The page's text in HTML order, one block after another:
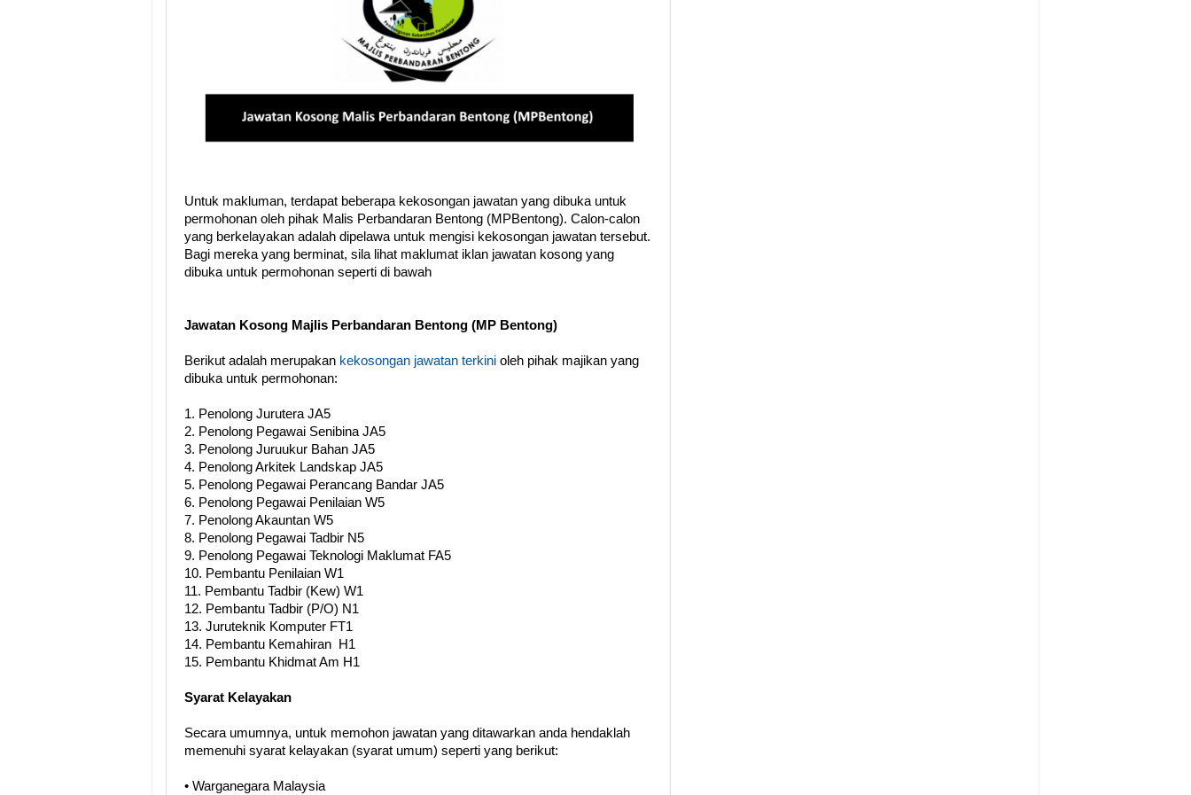
Untuk makluman, terdapat beberapa kekosongan jawatan yang dibuka untuk
permohonan oleh pihak Malis Perbandaran Bentong (MPBentong). Calon-calon
yang berkelayakan adalah dipelawa untuk mengisi kekosongan jawatan tersebut.
Bagi mereka yang berminat, sila lihat maklumat iklan jawatan kosong yang
dibuka untuk permohonan seperti di bawah
Jawatan Kosong Majlis Perbandaran Bentong (MP Bentong)
Berikut adalah merupakan kekosongan jawatan terkini oleh pihak majikan yang
dibuka untuk permohonan:
1. Penolong Jurutera JA5
2. Penolong Pegawai Senibina JA5
3. Penolong Juruukur Bahan JA5
4. Penolong Arkitek Landskap JA5
5. Penolong Pegawai Perancang Bandar JA5
6. Penolong Pegawai Penilaian W5
7. Penolong Akauntan W5
8. Penolong Pegawai Tadbir N5
9. Penolong Pegawai Teknologi Maklumat FA5
10. Pembantu Penilaian W1
11. Pembantu Tadbir (Kew) W1
12. Pembantu Tadbir (P/O) N1
13. Juruteknik Komputer FT1
14. Pembantu Kemahiran H1
15. Pembantu Khidmat Am H1
Syarat Kelayakan
Secara umumnya, untuk memohon jawatan yang ditawarkan anda hendaklah
memenuhi syarat kelayakan (syarat umum) seperti yang berikut:
• Warganegara Malaysia